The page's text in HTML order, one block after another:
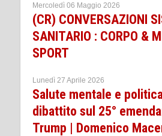
Mercoledì 06 Maggio 2026
(CR) CONVERSAZIONI
SANITARIO : CORPO &
SPORT
Lunedì 27 Aprile 2026
Salute mentale e
dibattito sul 25°
Trump | Domenico